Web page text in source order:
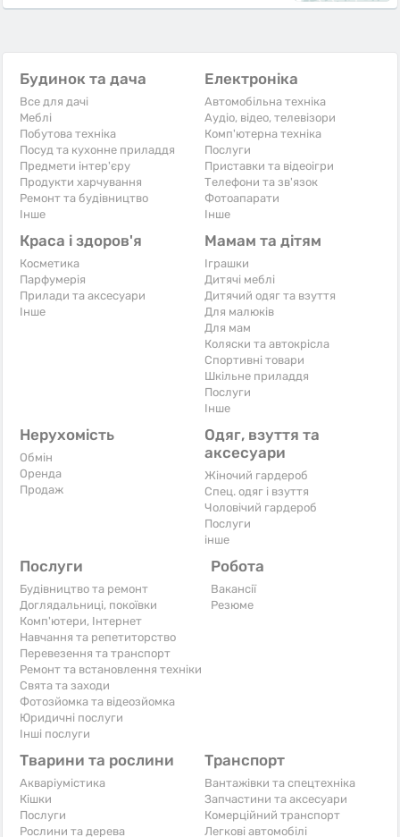
Будинок та дача
Все для дачі
Меблі
Побутова техніка
Посуд та кухонне приладдя
Предмети інтер'єру
Продукти харчування
Ремонт та будівництво
Iнше
Електроніка
Автомобільна техніка
Аудіо, відео, телевізори
Комп'ютерна техніка
Послуги
Приставки та відеоігри
Телефони та зв'язок
Фотоапарати
Iнше
Краса і здоров'я
Косметика
Парфумерія
Прилади та аксесуари
Iнше
Мамам та дітям
Іграшки
Дитячі меблі
Дитячий одяг та взуття
Для малюків
Для мам
Коляски та автокрісла
Спортивні товари
Шкільне приладдя
Послуги
Iнше
Нерухомість
Обмін
Оренда
Продаж
Одяг, взуття та
аксесуари
Жіночий гардероб
Спец. одяг і взуття
Чоловічий гардероб
Послуги
інше
Послуги
Будівництво та ремонт
Доглядальниці, покоївки
Комп'ютери, Інтернет
Навчання та репетиторство
Перевезення та транспорт
Ремонт та встановлення техніки
Свята та заходи
Фотозйомка та відеозйомка
Юридичні послуги
Інші послуги
Робота
Вакансії
Резюме
Тварини та рослини
Акваріумістика
Кішки
Послуги
Рослини та дерева
Транспорт
Вантажівки та спецтехніка
Запчастини та аксесуари
Комерційний транспорт
Легкові автомобілі